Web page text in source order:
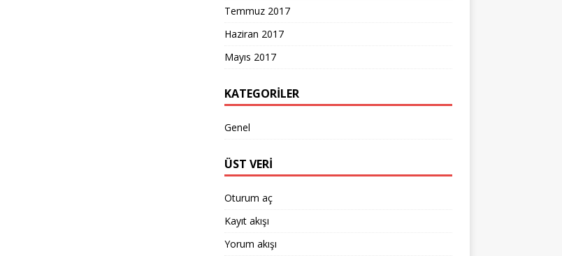
Temmuz 2017
Haziran 2017
Mayıs 2017
KATEGORILER
Genel
ÜST VERI
Oturum aç
Kayıt akışı
Yorum akışı